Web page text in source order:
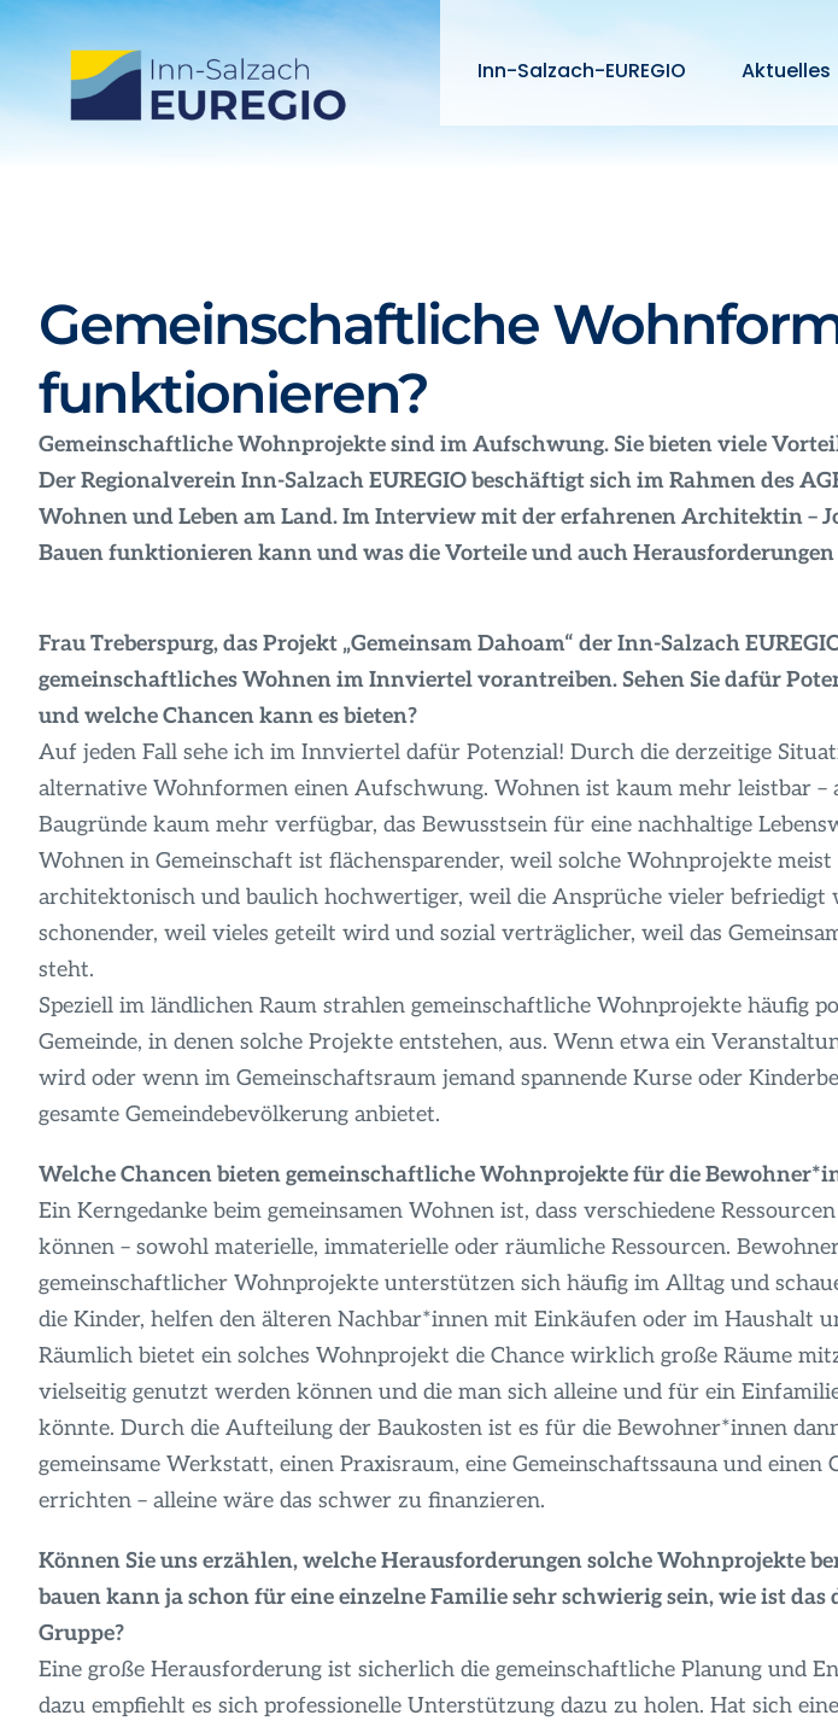
springen
Inn-Salzach-EUREGIO Aktuelles
Gemeinschaftliche
funktionieren?
Gemeinschaftliche Wohnprojekte sind im Aufschwung. Sie bieten viele
Der Regionalverein Inn-Salzach EUREGIO beschäftigt sich im Rahmen des
Wohnen und Leben am Land. Im Interview mit der erfahrenen Architektin –
Bauen funktionieren kann und was die Vorteile und auch
Frau Treberspurg, das Projekt „Gemeinsam Dahoam“ der Inn-Salzach
gemeinschaftliches Wohnen im Innviertel vorantreiben. Sehen Sie dafür
und welche Chancen kann es bieten?
Auf jeden Fall sehe ich im Innviertel dafür Potenzial! Durch die derzeitige
alternative Wohnformen einen Aufschwung. Wohnen ist kaum mehr leistbar –
Baugründe kaum mehr verfügbar, das Bewusstsein für eine nachhaltige
Wohnen in Gemeinschaft ist flächensparender, weil solche Wohnprojekte meist
architektonisch und baulich hochwertiger, weil die Ansprüche vieler befriedigt
schonender, weil vieles geteilt wird und sozial verträglicher, weil das
steht.
Speziell im ländlichen Raum strahlen gemeinschaftliche Wohnprojekte häufig
Gemeinde, in denen solche Projekte entstehen, aus. Wenn etwa ein
wird oder wenn im Gemeinschaftsraum jemand spannende Kurse oder
gesamte Gemeindebevölkerung anbietet.
Welche Chancen bieten gemeinschaftliche Wohnprojekte für die
Ein Kerngedanke beim gemeinsamen Wohnen ist, dass verschiedene
können – sowohl materielle, immaterielle oder räumliche Ressourcen.
gemeinschaftlicher Wohnprojekte unterstützen sich häufig im Alltag und
die Kinder, helfen den älteren Nachbar*innen mit Einkäufen oder im Haushalt
Räumlich bietet ein solches Wohnprojekt die Chance wirklich große Räume
vielseitig genutzt werden können und die man sich alleine und für ein
könnte. Durch die Aufteilung der Baukosten ist es für die Bewohner*innen
gemeinsame Werkstatt, einen Praxisraum, eine Gemeinschaftssauna und einen
errichten – alleine wäre das schwer zu finanzieren.
Können Sie uns erzählen, welche Herausforderungen solche Wohnprojekte
bauen kann ja schon für eine einzelne Familie sehr schwierig sein, wie ist das
Gruppe?
Eine große Herausforderung ist sicherlich die gemeinschaftliche Planung und
dazu empfiehlt es sich professionelle Unterstützung dazu zu holen. Hat sich